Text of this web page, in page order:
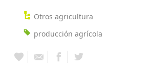
Otros agricultura
producción agrícola